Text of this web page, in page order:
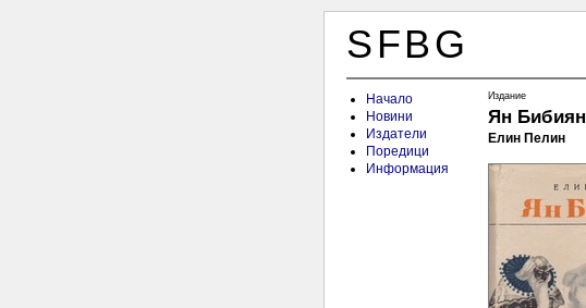
SFBG
Начало
Новини
Издатели
Поредици
Информация
Издание
Ян Бибиян
Елин Пелин